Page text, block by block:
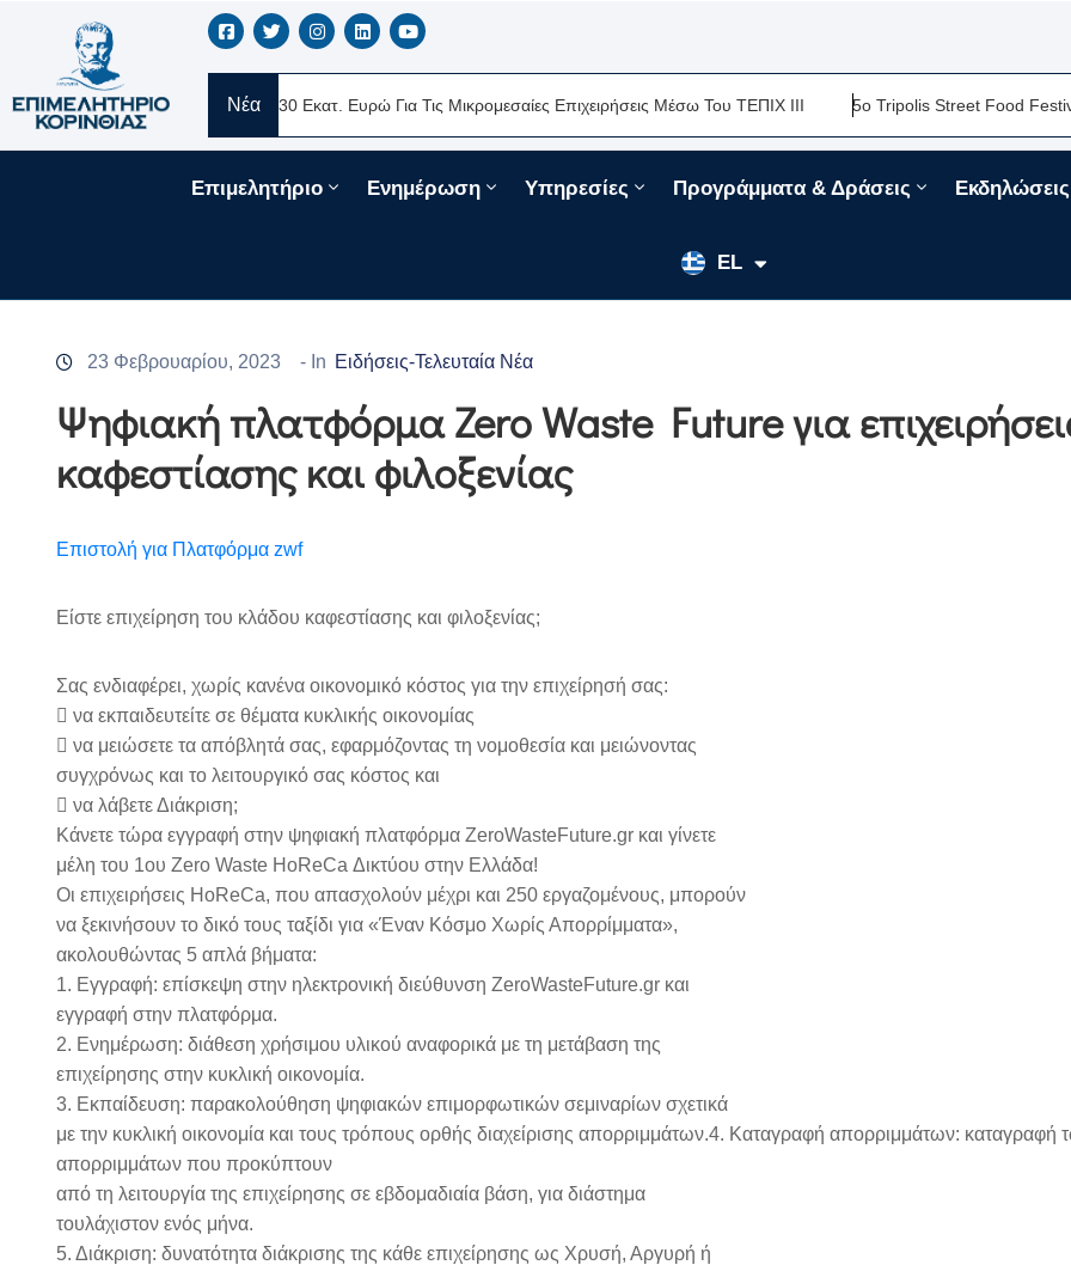
Νέα
Ελλάς Νέα Δάνεια 330 Εκατ. Ευρώ Για Τις Μικρομεσαίες Επιχειρήσεις Μέσω Του ΤΕΠΙΧ ΙΙΙ 5ο Tripolis Street Food Festival-Μια
Επιμελητήριο Ενημέρωση Υπηρεσίες Προγράμματα & Δράσεις Εκδηλώσεις
EL
EN
FR
23 Φεβρουαρίου, 2023 - In Ειδήσεις-Τελευταία Νέα
Ψηφιακή πλατφόρμα Zero Waste Future για
καφεστίασης και φιλοξενίας
Επιστολή για Πλατφόρμα zwf
Είστε επιχείρηση του κλάδου καφεστίασης και φιλοξενίας;
Σας ενδιαφέρει, χωρίς κανένα οικονομικό κόστος για την επιχείρησή σας:
 να εκπαιδευτείτε σε θέματα κυκλικής οικονομίας
 να μειώσετε τα απόβλητά σας, εφαρμόζοντας τη νομοθεσία και μειώνοντας
συγχρόνως και το λειτουργικό σας κόστος και
 να λάβετε Διάκριση;
Κάνετε τώρα εγγραφή στην ψηφιακή πλατφόρμα ZeroWasteFuture.gr και γίνετε
μέλη του 1ου Zero Waste HoReCa Δικτύου στην Ελλάδα!
Οι επιχειρήσεις HoReCa, που απασχολούν μέχρι και 250 εργαζομένους, μπορούν
να ξεκινήσουν το δικό τους ταξίδι για «Έναν Κόσμο Χωρίς Απορρίμματα»,
ακολουθώντας 5 απλά βήματα:
1. Εγγραφή: επίσκεψη στην ηλεκτρονική διεύθυνση ZeroWasteFuture.gr και
εγγραφή στην πλατφόρμα.
2. Ενημέρωση: διάθεση χρήσιμου υλικού αναφορικά με τη μετάβαση της
επιχείρησης στην κυκλική οικονομία.
3. Εκπαίδευση: παρακολούθηση ψηφιακών επιμορφωτικών σεμιναρίων σχετικά
με την κυκλική οικονομία και τους τρόπους ορθής διαχείρισης απορριμμάτων.4. Καταγραφή απορριμμάτων: καταγραφή
απορριμμάτων που προκύπτουν
από τη λειτουργία της επιχείρησης σε εβδομαδιαία βάση, για διάστημα
τουλάχιστον ενός μήνα.
5. Διάκριση: δυνατότητα διάκρισης της κάθε επιχείρησης ως Χρυσή, Αργυρή ή